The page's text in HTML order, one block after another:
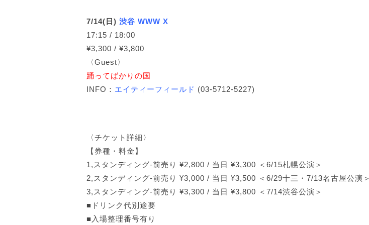
7/14(日) 渋谷 WWW X
17:15 / 18:00
¥3,300 / ¥3,800
〈Guest〉
踊ってばかりの国
INFO： エイティーフィールド (03-5712-5227)
〈チケット詳細〉
【券種・料金】
1,スタンディング-前売り ¥2,800 / 当日 ¥3,300 ＜6/15札幌公演＞
2,スタンディング-前売り ¥3,000 / 当日 ¥3,500 ＜6/29十三・7/13名古屋公演＞
3,スタンディング-前売り ¥3,300 / 当日 ¥3,800 ＜7/14渋谷公演＞
■ドリンク代別途要
■入場整理番号有り